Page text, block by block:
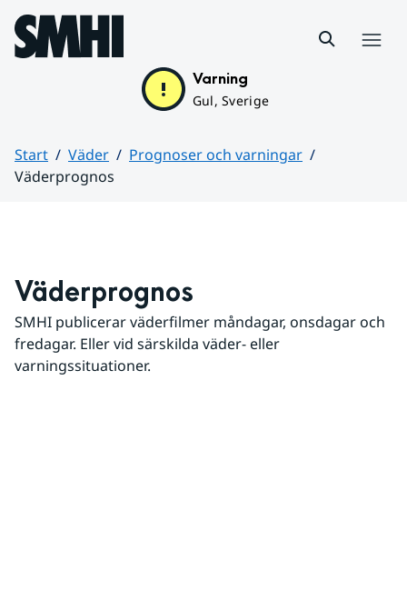
Hoppa till sidans innehåll
Varning
Gul, Sverige
Start Väder
Prognoser och varningar
Väderprognos
Väderprognos
SMHI publicerar väderfilmer måndagar, onsdagar och
fredagar. Eller vid särskilda väder- eller
varningssituationer.